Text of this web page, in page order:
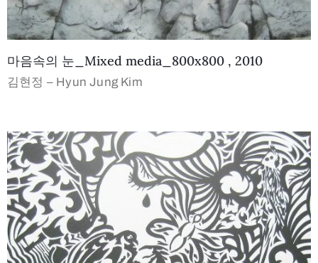
마음속의 눈_Mixed media_800x800 , 2010
김현정 – Hyun Jung Kim